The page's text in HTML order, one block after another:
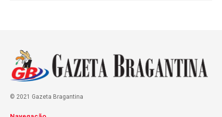
© 2021 Gazeta Bragantina